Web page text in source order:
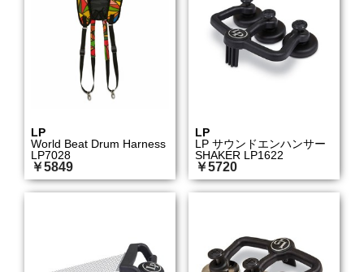
LP
World Beat Drum Harness
LP7028
￥5849
LP
LP サウンドエンハンサー
SHAKER LP1622
￥5720